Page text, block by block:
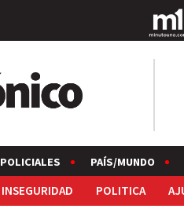
POLICIALES PAÍS/MUNDO
INSEGURIDAD POLITICA